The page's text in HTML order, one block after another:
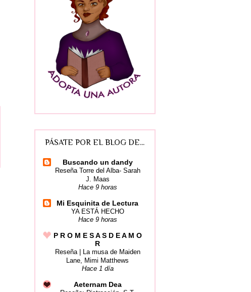
PÁSATE POR EL BLOG DE...
Buscando un dandy
Reseña Torre del Alba- Sarah
J. Maas
Hace 9 horas
Mi Esquinita de Lectura
YA ESTÁ HECHO
Hace 9 horas
P R O M E S A S D E A M O
R
Reseña | La musa de Maiden
Lane, Mimi Matthews
Hace 1 día
Aeternam Dea